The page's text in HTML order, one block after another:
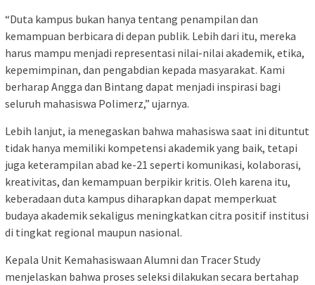
“Duta kampus bukan hanya tentang penampilan dan
kemampuan berbicara di depan publik. Lebih dari itu, mereka
harus mampu menjadi representasi nilai-nilai akademik, etika,
kepemimpinan, dan pengabdian kepada masyarakat. Kami
berharap Angga dan Bintang dapat menjadi inspirasi bagi
seluruh mahasiswa Polimerz,” ujarnya.
Lebih lanjut, ia menegaskan bahwa mahasiswa saat ini dituntut
tidak hanya memiliki kompetensi akademik yang baik, tetapi
juga keterampilan abad ke-21 seperti komunikasi, kolaborasi,
kreativitas, dan kemampuan berpikir kritis. Oleh karena itu,
keberadaan duta kampus diharapkan dapat memperkuat
budaya akademik sekaligus meningkatkan citra positif institusi
di tingkat regional maupun nasional.
Kepala Unit Kemahasiswaan Alumni dan Tracer Study
menjelaskan bahwa proses seleksi dilakukan secara bertahap